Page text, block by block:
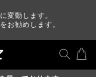
変動します。
お勧めします。